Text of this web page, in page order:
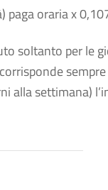
oraria x
soltanto per le
settimana)